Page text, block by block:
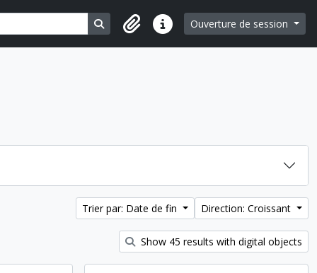
Search in browse page
Liens rapidesOuverture de session
Trier par: Date de fin Direction: Croissant
Show 45 results with digital objects